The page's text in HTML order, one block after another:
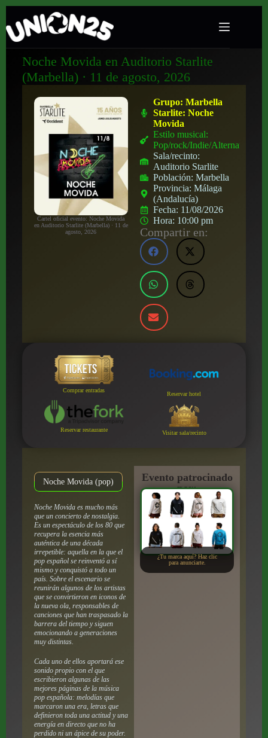
Noche Movida en Auditorio Starlite
(Marbella) · 11 de agosto, 2026
Cartel oficial evento: Noche Movida
en Auditorio Starlite (Marbella) · 11 de
agosto, 2026
Grupo:Marbella
Starlite: Noche
Movida
Estilo musical:
Pop/rock/Indie/Alternativo
Sala/recinto:
Auditorio Starlite
Población:Marbella
Provincia:Málaga
(Andalucía)
Fecha: 11/08/2026
Hora: 10:00 pm
Compartir en:
Comprar entradas
Reservar hotel
Reservar restaurante Visitar sala/recinto
Noche Movida (pop)
Noche Movida es mucho más
que un concierto de nostalgia.
Es un espectáculo de los 80 que
recupera la esencia más
auténtica de una década
irrepetible: aquella en la que el
pop español se reinventó a sí
mismo y conquistó a todo un
país. Sobre el escenario se
reunirán algunos de los artistas
que se convirtieron en iconos de
la nueva ola, responsables de
canciones que han traspasado la
barrera del tiempo y siguen
emocionando a generaciones
muy distintas.
Cada uno de ellos aportará ese
sonido propio con el que
escribieron algunas de las
mejores páginas de la música
pop española: melodías que
marcaron una era, letras que
definieron toda una actitud y una
energía en directo que no ha
perdido ni un ápice de su poder.
Evento patrocinado
por:
¿Tu marca aquí? Haz clic
para anunciarte.